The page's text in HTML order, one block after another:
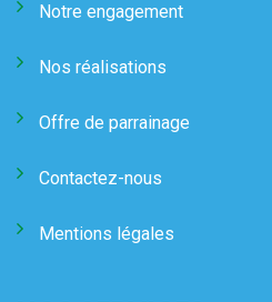
Notre engagement
Nos réalisations
Offre de parrainage
Contactez-nous
Mentions légales